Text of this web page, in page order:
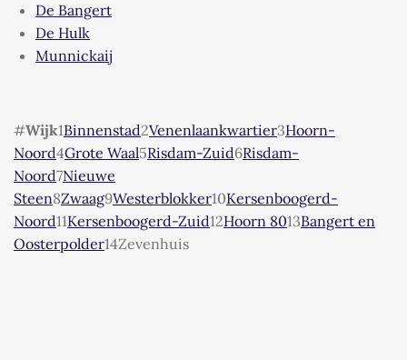
De Bangert
De Hulk
Munnickaij
#Wijk1Binnenstad2Venenlaankwartier3Hoorn-
Noord4Grote Waal5Risdam-Zuid6Risdam-
Noord7Nieuwe
Steen8Zwaag9Westerblokker10Kersenboogerd-
Noord11Kersenboogerd-Zuid12Hoorn 8013Bangert en
Oosterpolder14Zevenhuis